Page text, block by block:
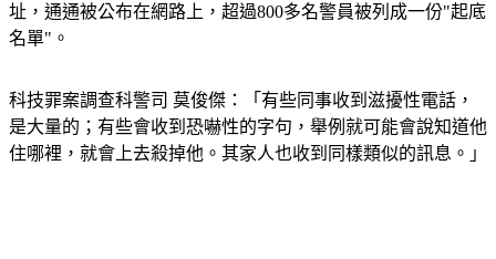
址，通通被公布在網路上，超過800多名警員被列成一份"起底
名單"。
科技罪案調查科警司 莫俊傑：「有些同事收到滋擾性電話，
是大量的；有些會收到恐嚇性的字句，舉例就可能會說知道他
住哪裡，就會上去殺掉他。其家人也收到同樣類似的訊息。」